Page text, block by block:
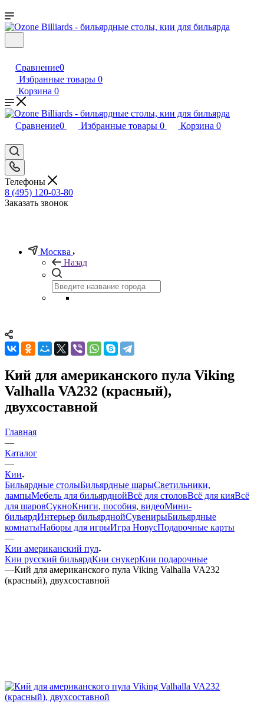
Сравнение0
Избранные товары 0
Корзина 0
Сравнение0 Избранные товары 0 Корзина 0
Телефоны
8 (495) 120-03-80
Заказать звонок
Москва
Назад
Кий для американского пула Viking
Valhalla VA232 (красный),
двухсоставной
Главная
—
Каталог
—
Кии
Бильярдные столыБильярдные шарыСветильники,
лампыМебель для бильярднойВсё для столовВсё для кияВсё
для шаровСукноКниги, пособия, видеоМини-
бильярдИнтерьер бильярднойСувенирыБильярдные
комнатыНаборы для игрыИгра НовусПодарочные карты
—
Кии американский пул
Кии русский бильярдКии снукерКии подарочные
—Кий для американского пула Viking Valhalla VA232
(красный), двухсоставной